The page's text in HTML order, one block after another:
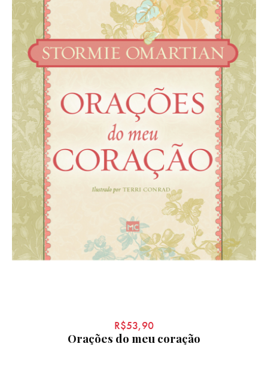
Orações do meu coração
R$53,90